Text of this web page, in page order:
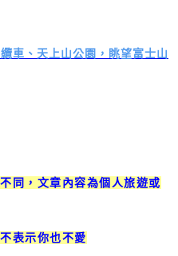
車、天上山公園，眺望富士山
同，文章內容為個人旅遊或
表示你也不愛